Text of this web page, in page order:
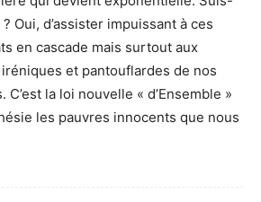
Oui, d’assister impuissant à ces
en cascade mais surtout aux
et pantouflardes de nos
C’est la loi nouvelle « d’Ensemble »
les pauvres innocents que nous